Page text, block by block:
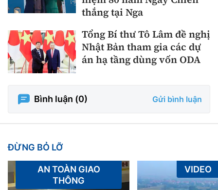
thắng tại Nga
Tổng Bí thư Tô Lâm đề nghị
Nhật Bản tham gia các dự
án hạ tầng dùng vốn ODA
Bình luận (0) Gửi bình luận
ĐỪNG BỎ LỠ
AN TOÀN GIAO
THÔNG
VIDEO